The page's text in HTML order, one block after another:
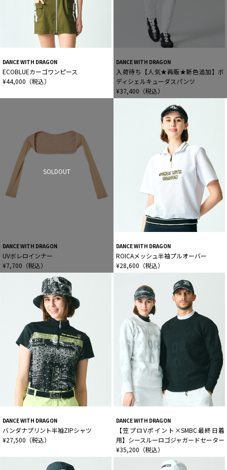
DANCE WITH DRAGON
ECOBLUEカーゴワンピース
¥44,000（税込）
DANCE WITH DRAGON
入荷待ち【人気★再販★新色追加】ボ
ディシェルキューダスパンツ
¥37,400（税込）
DANCE WITH DRAGON
SOLDOUT
UVボレロインナー
¥7,700（税込）
DANCE WITH DRAGON
ROICAメッシュ半袖プルオーバー
¥28,600（税込）
DANCE WITH DRAGON
バンダナプリント半袖ZIPシャツ
¥27,500（税込）
DANCE WITH DRAGON
【笠プロVポイント×SMBC最終日着
用】シースルーロゴジャガードセーター
¥35,200（税込）